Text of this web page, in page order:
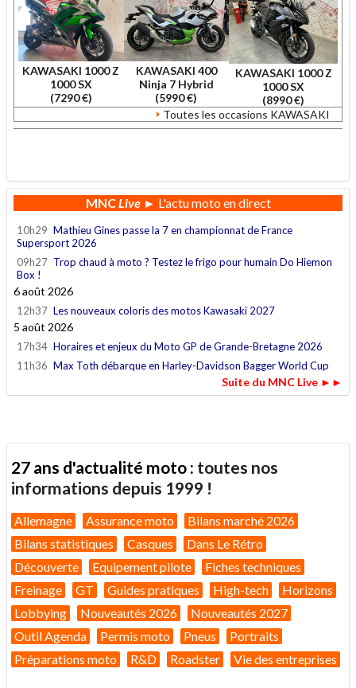
KAWASAKI 1000 Z
1000 SX
(7290 €)
KAWASAKI 400
Ninja 7 Hybrid
(5990 €)
KAWASAKI 1000 Z
1000 SX
(8990 €)
Toutes les occasions KAWASAKI
MNCLive► L'actu moto en direct
10h29 Mathieu Gines passe la 7 en championnat de France
Supersport 2026
09h27 Trop chaud à moto ? Testez le frigo pour humain Do Hiemon
Box !
6 août 2026
12h37 Les nouveaux coloris des motos Kawasaki 2027
5 août 2026
17h34 Horaires et enjeux du Moto GP de Grande-Bretagne 2026
11h36 Max Toth débarque en Harley-Davidson Bagger World Cup
Suite du MNC Live ►►
27 ans d'actualité moto : toutes nos
informations depuis 1999 !
Allemagne Assurance moto
Bilans marché 2026
Bilans statistiques
Casques
Dans Le Rétro
Découverte
Equipement pilote
Fiches techniques
Freinage
GT Guides pratiques High-tech
Horizons
Lobbying
Nouveautés 2026
Nouveautés 2027
Outil Agenda
Permis moto Pneus
Portraits
Préparations moto
R&D Roadster Vie des entreprises